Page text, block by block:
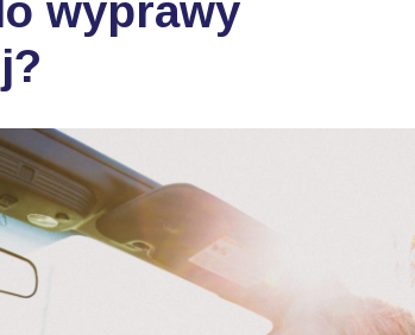
wyprawy